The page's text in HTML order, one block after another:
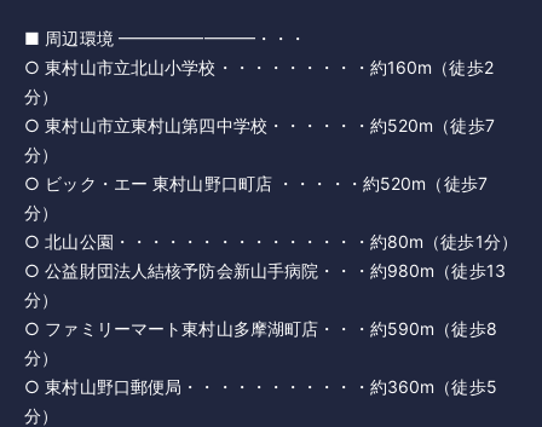
■ 周辺環境 ━━━━━━━━・・・
○ 東村山市立北山小学校・・・・・・・・・約160m（徒歩2
分）
○ 東村山市立東村山第四中学校・・・・・・約520m（徒歩7
分）
○ ビック・エー 東村山野口町店 ・・・・・約520m（徒歩7
分）
○ 北山公園・・・・・・・・・・・・・・・約80m（徒歩1分）
○ 公益財団法人結核予防会新山手病院・・・約980m（徒歩13
分）
○ ファミリーマート東村山多摩湖町店・・・約590m（徒歩8
分）
○ 東村山野口郵便局・・・・・・・・・・・約360m（徒歩5
分）